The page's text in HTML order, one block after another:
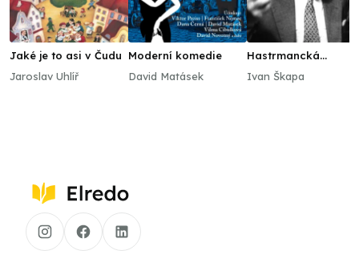
Jaké je to asi v Čudu
Jaroslav Uhlíř
Moderní komedie
David Matásek
Hastrmancká
komedyje
Ivan Škapa